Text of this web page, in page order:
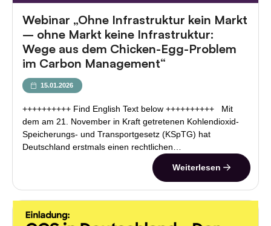
Webinar „Ohne Infrastruktur kein Markt
– ohne Markt keine Infrastruktur:
Wege aus dem Chicken-Egg-Problem
im Carbon Management“
15.01.2026
++++++++++ Find English Text below ++++++++++ Mit
dem am 21. November in Kraft getretenen Kohlendioxid-
Speicherungs- und Transportgesetz (KSpTG) hat
Deutschland erstmals einen rechtlichen…
Weiterlesen